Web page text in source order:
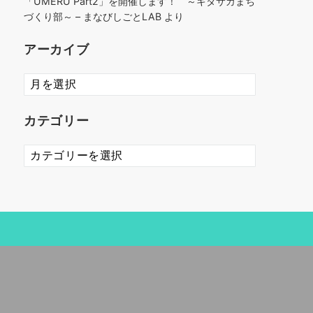
づくり部～ – まなびしごとLAB より
アーカイブ
ア
ー
イ
カテゴリー
カ
テ